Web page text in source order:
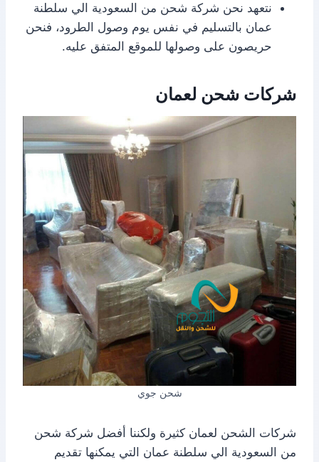
نتعهد نحن شركة شحن من السعودية الي سلطنة
عمان بالتسليم في نفس يوم وصول الطرود، فنحن
حريصون على وصولها للموقع المتفق عليه.
شركات شحن لعمان
شحن جوي
شركات الشحن لعمان كثيرة ولكننا أفضل شركة شحن
من السعودية الي سلطنة عمان التي يمكنها تقديم